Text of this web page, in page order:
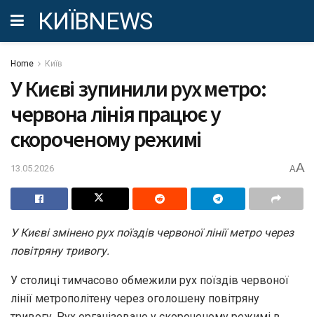
КИЇВNEWS
Home Київ
У Києві зупинили рух метро:
червона лінія працює у
скороченому режимі
13.05.2026 AA
У Києві змінено рух поїздів червоної лінії метро через
повітряну тривогу.
У столиці тимчасово обмежили рух поїздів червоної
лінії метрополітену через оголошену повітряну